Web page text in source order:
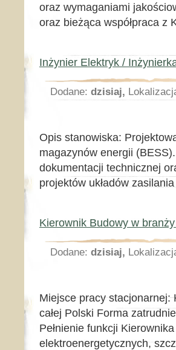
oraz wymaganiami
oraz bieżąca współpraca z
Inżynier Elektryk /
Dodane: dzisiaj,
Opis stanowiska:
magazynów energii
dokumentacji technicznej
projektów układów
Kierownik Budowy w
Dodane: dzisiaj,
Miejsce pracy
całej Polski Forma
Pełnienie funkcji
elektroenergetycznych,